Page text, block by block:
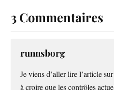
3 Commentaires
runnsborg
Je viens d’aller lire l’article
à croire que les contrôles